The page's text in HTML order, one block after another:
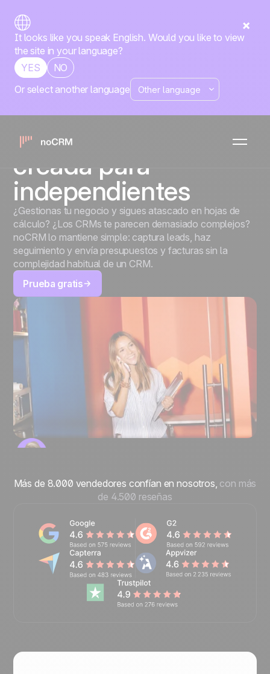
It looks like you speak English. Would you like to view
the site in your language?
YES
NO
Or select another language
SOLOPRENEURS
La herramienta de
gestión de ventas
creada para
independientes
¿Gestionas tu negocio y sigues atascado en hojas de
cálculo? ¿Los CRMs te parecen demasiado complejos?
noCRM lo mantiene simple: captura leads, haz
seguimiento y envía presupuestos y facturas sin la
complejidad habitual de un CRM.
Prueba gratis
Más de 8.000 vendedores confían en nosotros, con más
de 4.500 reseñas